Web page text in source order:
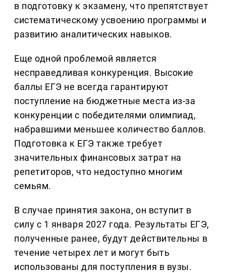
в подготовку к экзамену, что препятствует
систематическому усвоению программы и
развитию аналитических навыков.
Еще одной проблемой является
несправедливая конкуренция. Высокие
баллы ЕГЭ не всегда гарантируют
поступление на бюджетные места из-за
конкуренции с победителями олимпиад,
набравшими меньшее количество баллов.
Подготовка к ЕГЭ также требует
значительных финансовых затрат на
репетиторов, что недоступно многим
семьям.
В случае принятия закона, он вступит в
силу с 1 января 2027 года. Результаты ЕГЭ,
полученные ранее, будут действительны в
течение четырех лет и могут быть
использованы для поступления в вузы.